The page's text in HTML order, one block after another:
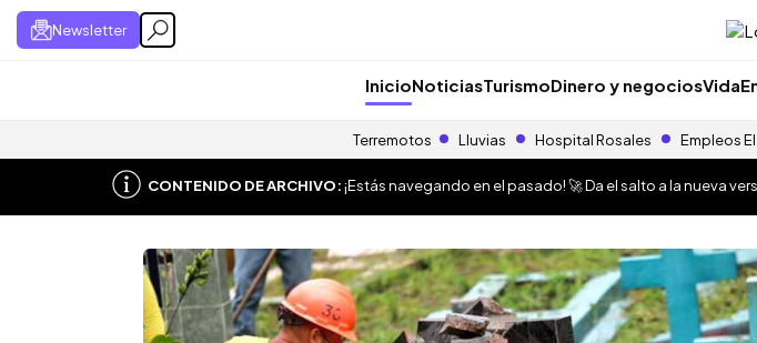
Newsletter
InicioNoticiasTurismoDinero y negociosVida
Terremotos Lluvias Hospital Rosales Empleos
CONTENIDO DE ARCHIVO:¡Estás navegando en el pasado! 🚀 Da el salto a la nueva